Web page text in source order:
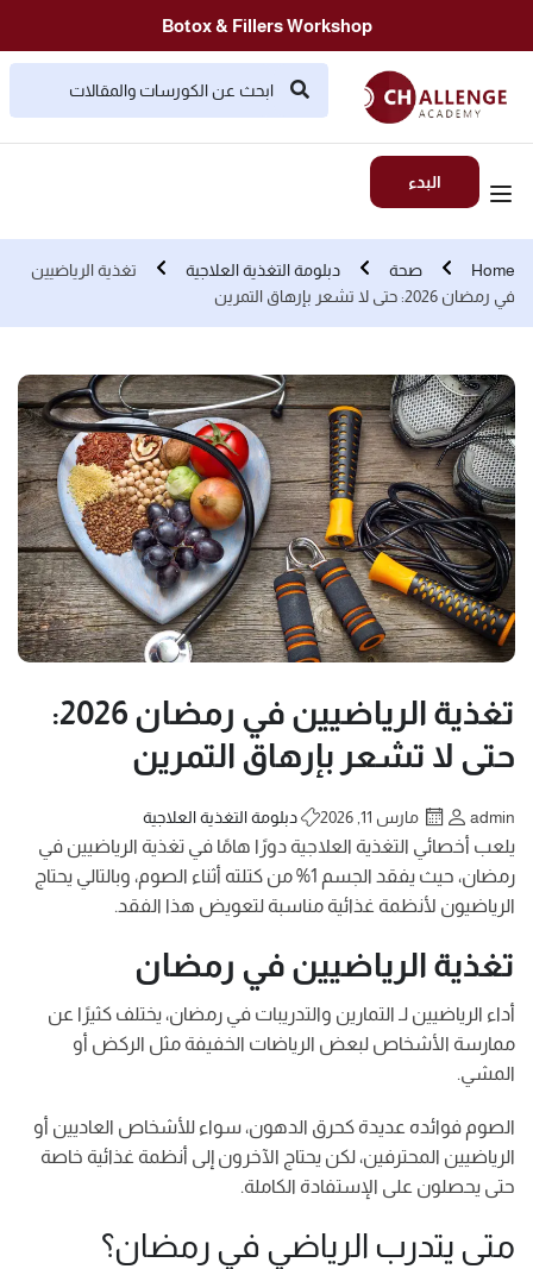
Botox & Fillers Workshop
البدء
Home صحة دبلومة التغذية العلاجية
تغذية الرياضيين
في رمضان 2026: حتى لا تشعر بإرهاق التمرين
تغذية الرياضيين في رمضان 2026:
حتى لا تشعر بإرهاق التمرين
admin مارس 11, 2026 دبلومة التغذية العلاجية
يلعب أخصائي التغذية العلاجية دورًا هامًا في تغذية الرياضيين في
رمضان، حيث يفقد الجسم 1% من كتلته أثناء الصوم، وبالتالي يحتاج
الرياضيون لأنظمة غذائية مناسبة لتعويض هذا الفقد.
تغذية الرياضيين في رمضان
أداء الرياضيين لـ التمارين والتدريبات في رمضان، يختلف كثيرًا عن
ممارسة الأشخاص لبعض الرياضات الخفيفة مثل الركض أو
المشي.
الصوم فوائده عديدة كحرق الدهون، سواء للأشخاص العاديين أو
الرياضيين المحترفين، لكن يحتاج الآخرون إلى أنظمة غذائية خاصة
حتى يحصلون على الإستفادة الكاملة.
متى يتدرب الرياضي في رمضان؟